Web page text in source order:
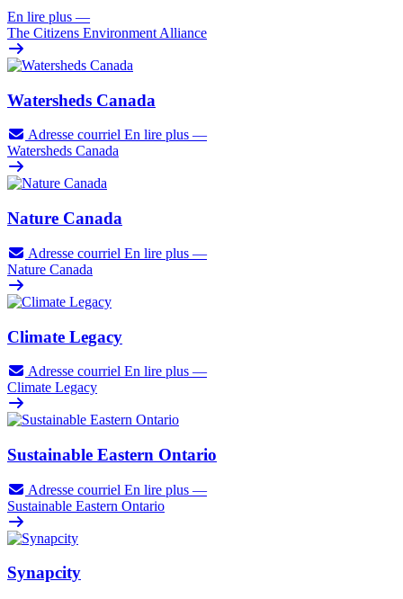
En lire plus —
The Citizens Environment Alliance
Watersheds Canada
Adresse courriel En lire plus —
Watersheds Canada
Nature Canada
Adresse courriel En lire plus —
Nature Canada
Climate Legacy
Adresse courriel En lire plus —
Climate Legacy
Sustainable Eastern Ontario
Adresse courriel En lire plus —
Sustainable Eastern Ontario
Synapcity